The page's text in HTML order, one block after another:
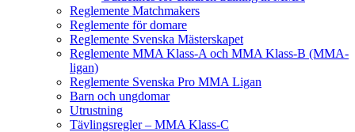
Reglemente Matchmakers
Reglemente för domare
Reglemente Svenska Mästerskapet
Reglemente MMA Klass-A och MMA Klass-B (MMA-
ligan)
Reglemente Svenska Pro MMA Ligan
Barn och ungdomar
Utrustning
Tävlingsregler – MMA Klass-C